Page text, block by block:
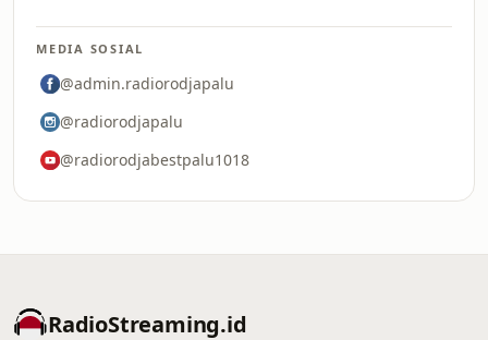
MEDIA SOSIAL
@admin.radiorodjapalu
@radiorodjapalu
@radiorodjabestpalu1018
RadioStreaming.id